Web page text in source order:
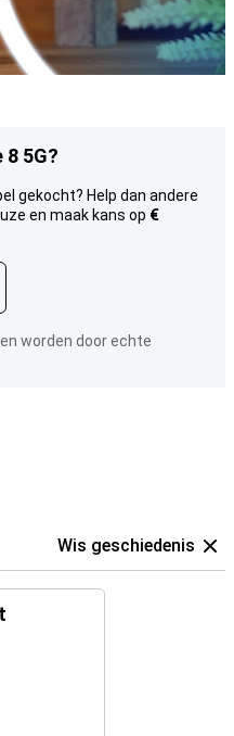
8 5G?
gekocht? Help dan andere
en maak kans op €
worden door echte
Wis geschiedenis